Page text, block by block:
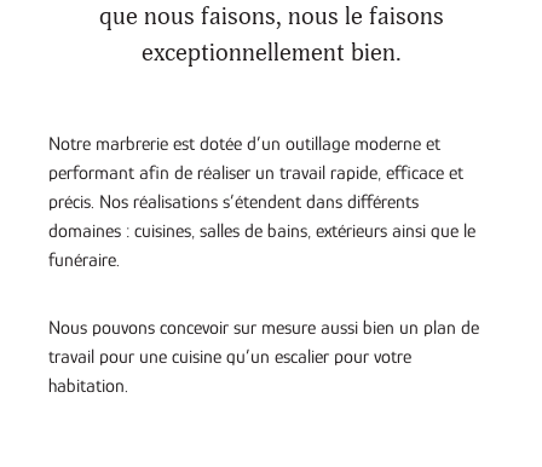
que nous faisons, nous le faisons
exceptionnellement bien.
Notre marbrerie est dotée d’un outillage moderne et
performant afin de réaliser un travail rapide, efficace et
précis. Nos réalisations s’étendent dans différents
domaines : cuisines, salles de bains, extérieurs ainsi que le
funéraire.
Nous pouvons concevoir sur mesure aussi bien un plan de
travail pour une cuisine qu’un escalier pour votre
habitation.